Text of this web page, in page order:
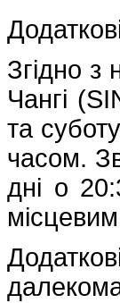
Згідно з
Чангі
та
часом.
дні о